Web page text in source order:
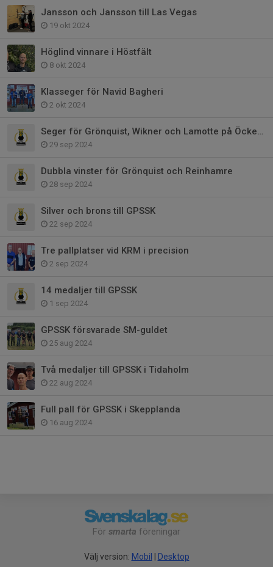
Jansson och Jansson till Las Vegas
19 okt 2024
Höglind vinnare i Höstfält
8 okt 2024
Klasseger för Navid Bagheri
2 okt 2024
Seger för Grönquist, Wikner och Lamotte på Öckerö
29 sep 2024
Dubbla vinster för Grönquist och Reinhamre
28 sep 2024
Silver och brons till GPSSK
22 sep 2024
Tre pallplatser vid KRM i precision
2 sep 2024
14 medaljer till GPSSK
1 sep 2024
GPSSK försvarade SM-guldet
25 aug 2024
Två medaljer till GPSSK i Tidaholm
22 aug 2024
Full pall för GPSSK i Skepplanda
16 aug 2024
För smarta föreningar
Välj version: Mobil Desktop